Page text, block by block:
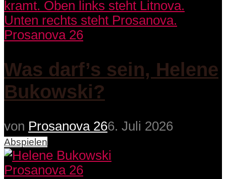
Prosanova 26
Was darf’s sein, Helene
Bukowski?
von Prosanova 266. Juli 2026
Abspielen
Prosanova 26